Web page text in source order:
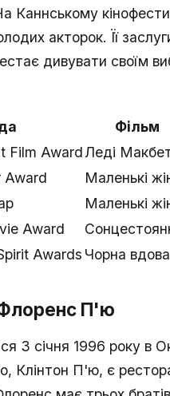
Каннському
акторок. Її
дивувати своїм
Фільм
Film AwardЛеді
Award
Маленькі
Маленькі
Award
Awards Чорна вдова
П'ю
3 січня 1996 року в
Клінтон П'ю, є